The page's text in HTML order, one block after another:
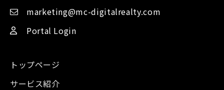
marketing@mc-digitalrealty.com
Portal Login
トップページ
サービス紹介